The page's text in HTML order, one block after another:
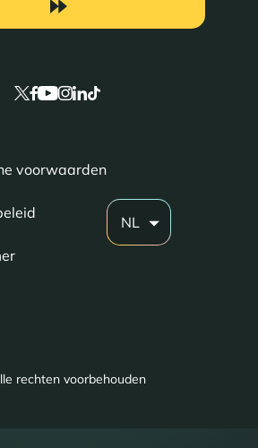
voorwaarden
NL
rechten voorbehouden